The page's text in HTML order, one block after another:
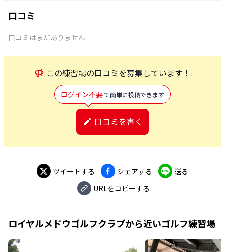
口コミ
口コミはまだありません
この練習場の口コミを募集しています！
ログイン不要で簡単に投稿できます
口コミを書く
ツイートする シェアする
送る
URLをコピーする
ロイヤルメドウゴルフクラブから近いゴルフ練習場